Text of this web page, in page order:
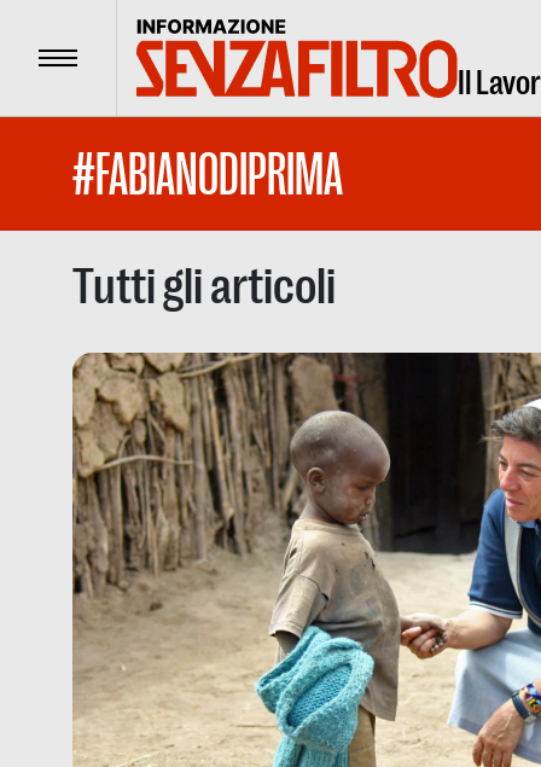
Menu Il
#FABIANODIPRIMA
Tutti gli articoli